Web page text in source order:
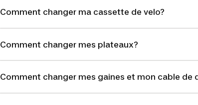
Comment changer ma cassette de velo?
Comment changer mes plateaux?
Comment changer mes gaines et mon cable de